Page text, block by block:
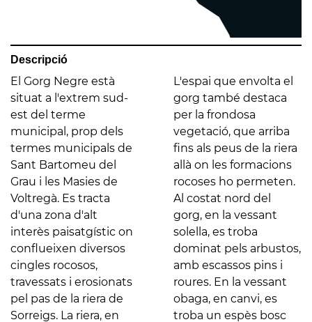
Descripció
El Gorg Negre està
situat a l'extrem sud-
est del terme
municipal, prop dels
termes municipals de
Sant Bartomeu del
Grau i les Masies de
Voltregà. Es tracta
d'una zona d'alt
interès paisatgístic on
conflueixen diversos
cingles rocosos,
travessats i erosionats
pel pas de la riera de
Sorreigs. La riera, en
L'espai que envolta el
gorg també destaca
per la frondosa
vegetació, que arriba
fins als peus de la riera
allà on les formacions
rocoses ho permeten.
Al costat nord del
gorg, en la vessant
solella, es troba
dominat pels arbustos,
amb escassos pins i
roures. En la vessant
obaga, en canvi, es
troba un espès bosc